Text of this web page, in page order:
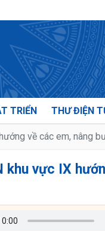
TRIỂN THƯ ĐIỆN
về các em, nâng
khu vực IX